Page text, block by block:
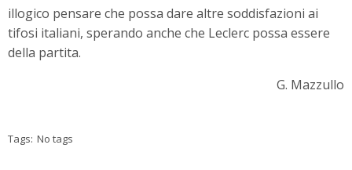
illogico pensare che possa dare altre soddisfazioni ai
tifosi italiani, sperando anche che Leclerc possa essere
della partita.
G. Mazzullo
Tags: No tags